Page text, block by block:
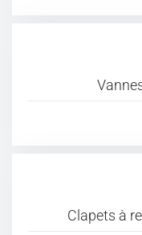
Clapets à